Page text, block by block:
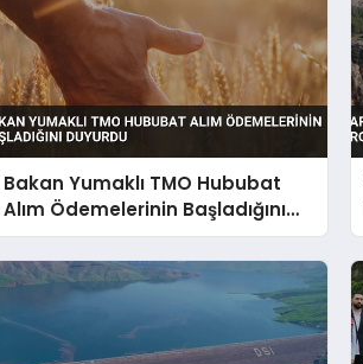
Bakan Yumaklı TMO Hububat
Alım Ödemelerinin Başladığını
Duyurdu